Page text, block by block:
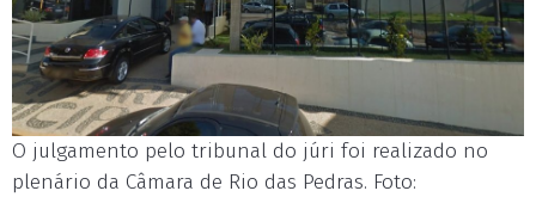
O julgamento pelo tribunal do júri foi realizado no
plenário da Câmara de Rio das Pedras. Foto: